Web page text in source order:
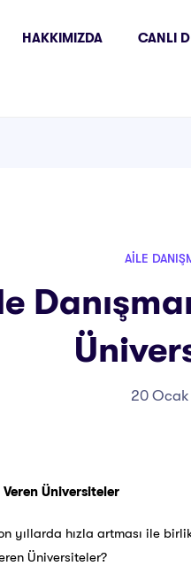
HAKKIMIZDA CANLI
AILE
20
Veren Üniversiteler
yıllarda hızla artması ile
Üniversiteler?